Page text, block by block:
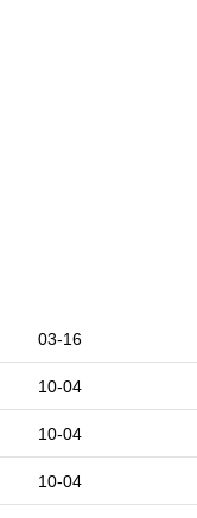
03-16
10-04
10-04
10-04